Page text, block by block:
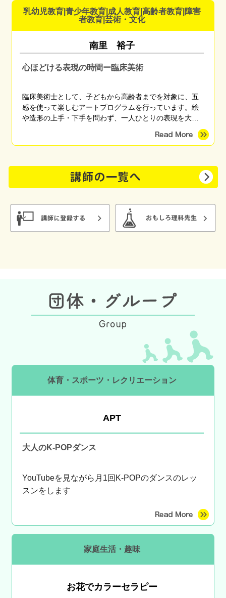
ています。 「これなら楽しく備えられそう」 「備えてる
方だと思ったけど盲点に気づくことができた」 「やっと
乳幼児教育|青少年教育|成人教育|高齢者教育|障害
者教育|芸術・文化
南里 裕子
心ほどける表現の時間ー臨床美術
臨床美術士として、子どもから高齢者までを対象に、五
感を使って楽しむアートプログラムを行っています。絵
や造形の上手・下手を問わず、一人ひとりの表現を大切
チーフやさまざまな画材を用い、親子講座、高齢者施
体育・スポーツ・レクリエーション
APT
大人のK-POPダンス
YouTubeを見ながら月1回K-POPのダンスのレッ
スンをします
家庭生活・趣味
お花でカラーセラピー